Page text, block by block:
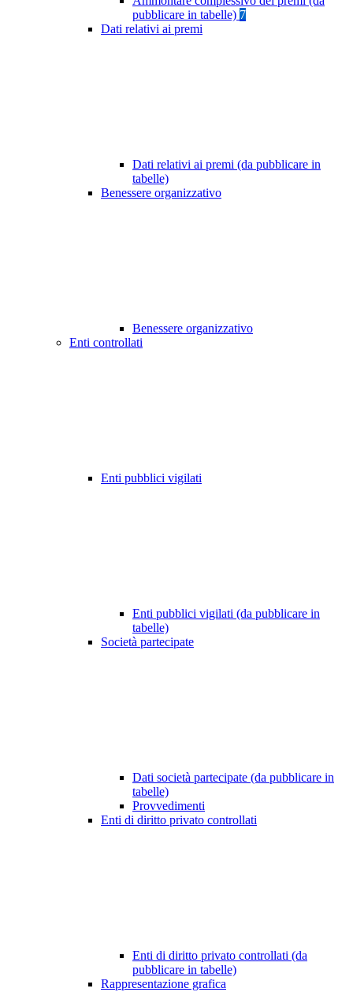
pubblicare in tabelle) 7
Dati relativi ai premi
Dati relativi ai premi (da pubblicare in
tabelle)
Benessere organizzativo
Benessere organizzativo
Enti controllati
Enti pubblici vigilati
Enti pubblici vigilati (da pubblicare in
tabelle)
Società partecipate
Dati società partecipate (da pubblicare in
tabelle)
Provvedimenti
Enti di diritto privato controllati
Enti di diritto privato controllati (da
pubblicare in tabelle)
Rappresentazione grafica